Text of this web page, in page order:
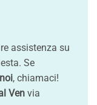
assistenza su
Se
, chiamaci!
Ven via